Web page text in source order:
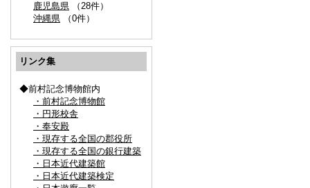
鹿児島県 （28件）
沖縄県 （0件）
リンク集
◆前村記念博物館内
・前村記念博物館
・円形校舎
・奉安殿
・現存する全国の郡役所
・現存する全国の銀行建築
・日本近代建築館
・日本近代建築検定